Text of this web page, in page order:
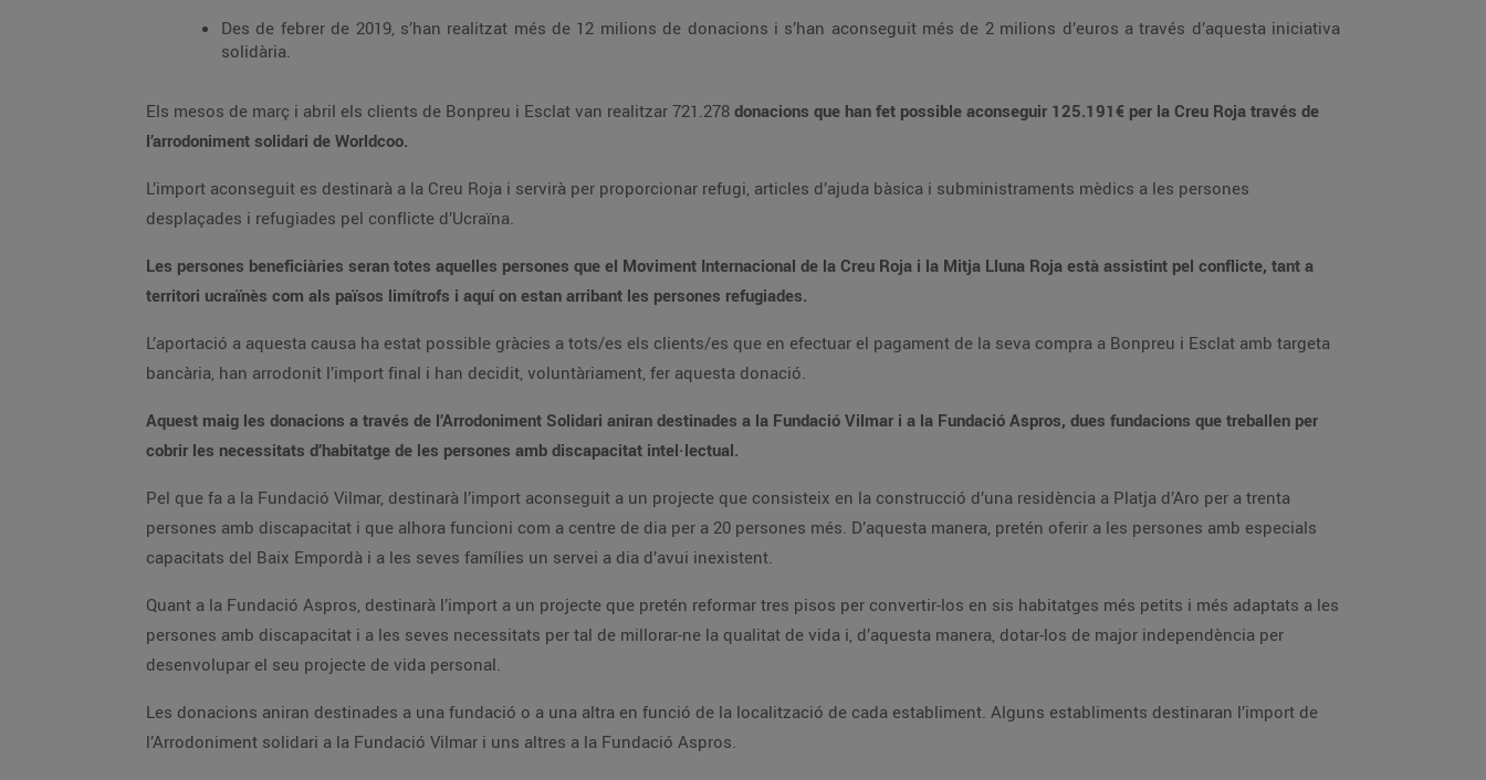
Des de febrer de 2019, s’han realitzat més de 12 milions de donacions i s’han aconseguit més de 2 milions d’euros a través d’aquesta iniciativa
solidària.
Els mesos de març i abril els clients de Bonpreu i Esclat van realitzar 721.278 donacions que han fet possible aconseguir 125.191€ per la Creu Roja través de
l’arrodoniment solidari de Worldcoo.
L’import aconseguit es destinarà a la Creu Roja i servirà per proporcionar refugi, articles d’ajuda bàsica i subministraments mèdics a les persones
desplaçades i refugiades pel conflicte d’Ucraïna.
Les persones beneficiàries seran totes aquelles persones que el Moviment Internacional de la Creu Roja i la Mitja Lluna Roja està assistint pel conflicte, tant a
territori ucraïnès com als països limítrofs i aquí on estan arribant les persones refugiades.
L’aportació a aquesta causa ha estat possible gràcies a tots/es els clients/es que en efectuar el pagament de la seva compra a Bonpreu i Esclat amb targeta
bancària, han arrodonit l’import final i han decidit, voluntàriament, fer aquesta donació.
Aquest maig les donacions a través de l’Arrodoniment Solidari aniran destinades a la Fundació Vilmar i a la Fundació Aspros, dues fundacions que treballen per
cobrir les necessitats d’habitatge de les persones amb discapacitat intel·lectual.
Pel que fa a la Fundació Vilmar, destinarà l’import aconseguit a un projecte que consisteix en la construcció d’una residència a Platja d’Aro per a trenta
persones amb discapacitat i que alhora funcioni com a centre de dia per a 20 persones més. D’aquesta manera, pretén oferir a les persones amb especials
capacitats del Baix Empordà i a les seves famílies un servei a dia d’avui inexistent.
Quant a la Fundació Aspros, destinarà l’import a un projecte que pretén reformar tres pisos per convertir-los en sis habitatges més petits i més adaptats a les
persones amb discapacitat i a les seves necessitats per tal de millorar-ne la qualitat de vida i, d’aquesta manera, dotar-los de major independència per
desenvolupar el seu projecte de vida personal.
Les donacions aniran destinades a una fundació o a una altra en funció de la localització de cada establiment. Alguns establiments destinaran l’import de
l’Arrodoniment solidari a la Fundació Vilmar i uns altres a la Fundació Aspros.